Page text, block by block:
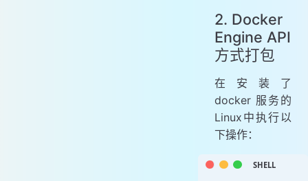
2. Docker
Engine API
方式打包
在安装了
docker 服务的
Linux中执行以
下操作：